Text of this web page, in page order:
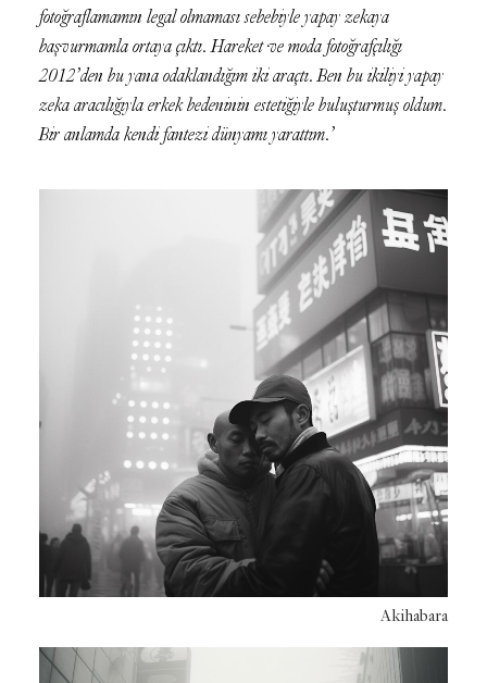
fotoğraflamamın legal olmaması sebebiyle yapay zekaya
başvurmamla ortaya çıktı. Hareket ve moda fotoğrafçılığı
2012’den bu yana odaklandığım iki araçtı. Ben bu ikiliyi yapay
zeka aracılığıyla erkek bedeninin estetiğiyle buluşturmuş oldum.
Bir anlamda kendi fantezi dünyamı yarattım.’
Akihabara